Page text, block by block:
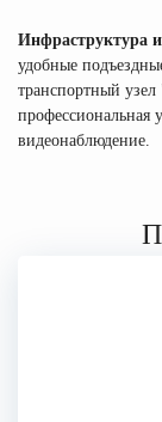
Инфраструктура и
удобные
транспортный узел
профессиональная
видеонаблюдение.